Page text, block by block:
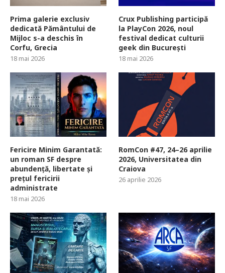
Prima galerie exclusiv
dedicată Pământului de
Mijloc s-a deschis în
Corfu, Grecia
18 mai 2026
Crux Publishing participă
la PlayCon 2026, noul
festival dedicat culturii
geek din București
18 mai 2026
Fericire Minim Garantată:
un roman SF despre
abundență, libertate și
prețul fericirii
administrate
18 mai 2026
RomCon #47, 24–26 aprilie
2026, Universitatea din
Craiova
26 aprilie 2026